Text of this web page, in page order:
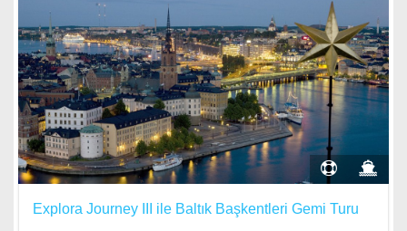
Explora Journey III ile Baltık Başkentleri Gemi Turu